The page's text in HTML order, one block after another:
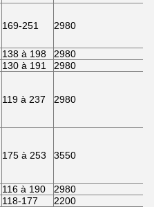
169-251 2980
138 à 198 2980
130 à 191 2980
119 à 237 2980
175 à 253 3550
116 à 190 2980
118-177 2200